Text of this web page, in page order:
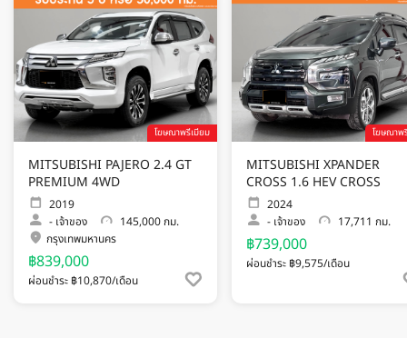
โฆษณาพรีเมียม
MITSUBISHI PAJERO 2.4 GT
PREMIUM 4WD
2019
- เจ้าของ
145,000 กม.
กรุงเทพมหานคร
฿839,000
ผ่อนชำระ ฿10,870/เดือน
โฆษณาพ
MITSUBISHI XPANDER
CROSS 1.6 HEV CROSS
2024
- เจ้าของ 17,711 กม.
฿739,000
ผ่อนชำระ ฿9,575/เดือน